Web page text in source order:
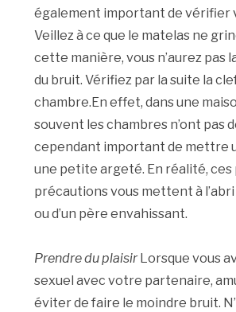
également important de vérifier
Veillez à ce que le matelas ne
cette manière, vous n’aurez pas
du bruit. Vérifiez par la suite la
chambre.En effet, dans une
souvent les chambres n’ont pas
cependant important de mettre
une petite argeté. En réalité,
précautions vous mettent à l’abri
ou d’un père envahissant.
Prendre du plaisirLorsque vous
sexuel avec votre partenaire,
éviter de faire le moindre bruit.